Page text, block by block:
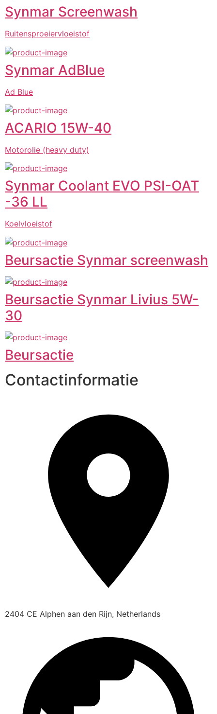
Synmar Screenwash
Ruitensproeiervloeistof
Synmar AdBlue
Ad Blue
ACARIO 15W-40
Motorolie (heavy duty)
Synmar Coolant EVO PSI-OAT
-36 LL
Koelvloeistof
Beursactie Synmar screenwash
Beursactie Synmar Livius 5W-
30
Beursactie
Contactinformatie
2404 CE Alphen aan den Rijn, Netherlands